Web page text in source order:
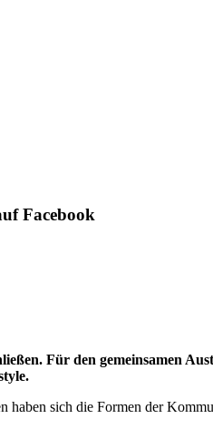
Facebook
Für den gemeinsamen
haben sich die Formen der